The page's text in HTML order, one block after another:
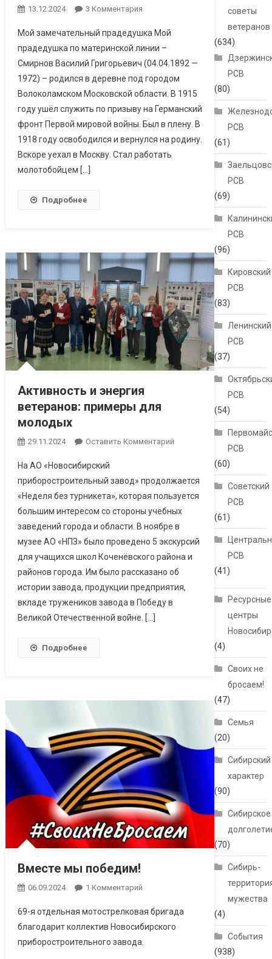
13.12.2024 3 Комментария
И Беречь!
Мой замечательный прадедушка Мой
прадедушка по материнской линии –
Смирнов Василий Григорьевич (04.04.1892 —
1972) – родился в деревне под городом
Волоколамском Московской области. В 1915
году ушёл служить по призыву на Германский
фронт Первой мировой войны. Был в плену. В
1918 году освободился и вернулся на родину.
Вскоре уехал в Москву. Стал работать
молотобойцем […]
Подробнее
Активность и энергия
ветеранов: примеры для
молодых
29.11.2024 Оставить Комментарий
На АО «Новосибирский
приборостроительный завод» продолжается
«Неделя без турникета», которая пользуется
большим интересом со стороны учебных
заведений города и области. В ноябре в
музее АО «НПЗ» было проведено 5 экскурсий
для учащихся школ Коченёвского района и
районов города. Им было рассказано об
истории завода, продукции предприятия,
вкладе тружеников завода в Победу в
Великой Отечественной войне. […]
Подробнее
Вместе мы победим!
06.09.2024 1 Комментарий
69-я отдельная мотострелковая бригада
благодарит коллектив Новосибирского
приборостроительного завода.
советы
ветеранов
(634)
РСВ
(80)
РСВ
(61)
РСВ
(69)
РСВ
(96)
Кировский
РСВ
(83)
Ленинский
РСВ
(37)
РСВ
(54)
РСВ
(60)
Советский
РСВ
(61)
РСВ
(41)
Ресурсные
центры
(4)
Своих не
бросаем!
(47)
Семья
(20)
Сибирский
характер
(90)
Сибирское
(70)
Сибирь-
мужества
(4)
События
(938)